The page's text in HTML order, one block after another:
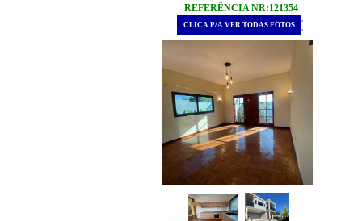
REFERÊNCIA NR:121354
.
CLICA P/A VER TODAS FOTOS .